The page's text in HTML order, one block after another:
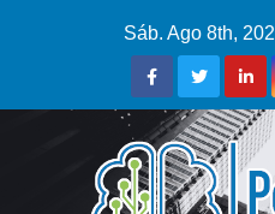
Sáb. Ago 8th,